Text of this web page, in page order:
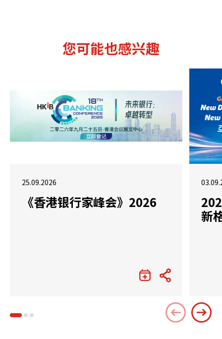
您可能也感兴趣
25.09.2026
《香港银行家峰会》2026
新